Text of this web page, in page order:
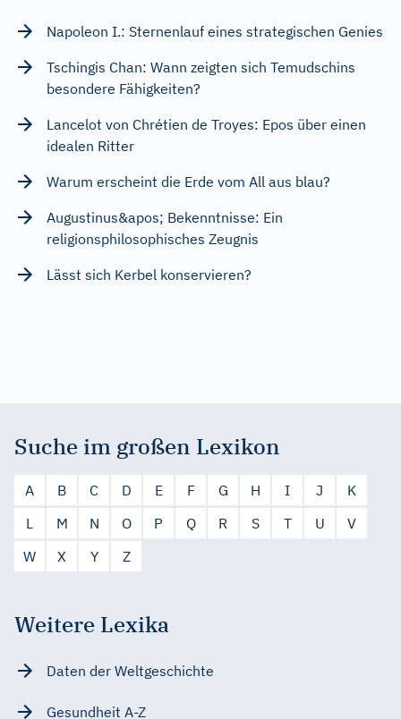
Napoleon I.: Sternenlauf eines strategischen Genies
Tschingis Chan: Wann zeigten sich Temudschins
besondere Fähigkeiten?
Lancelot von Chrétien de Troyes: Epos über einen
idealen Ritter
Warum erscheint die Erde vom All aus blau?
Augustinus&apos; Bekenntnisse: Ein
religionsphilosophisches Zeugnis
Lässt sich Kerbel konservieren?
Suche im großen Lexikon
A B C D E F G H I J
K
L
M N O P Q R S T U
V
W
X Y Z
Weitere Lexika
Daten der Weltgeschichte
Gesundheit A-Z